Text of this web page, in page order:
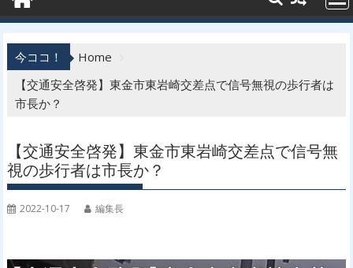
今ココ！
Home
【交通安全啓発】東金市東岩崎交差点で信号無視の歩行者は
市長か？
【交通安全啓発】東金市東岩崎交差点で信号無
視の歩行者は市長か？
2022-10-17 編集長